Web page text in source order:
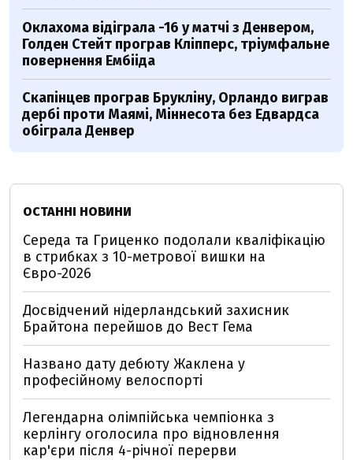
Оклахома відіграла -16 у матчі з Денвером,
Голден Стейт програв Кліпперс, тріумфальне
повернення Ембііда
Скапінцев програв Брукліну, Орландо виграв
дербі проти Маямі, Міннесота без Едвардса
обіграла Денвер
ОСТАННІ НОВИНИ
Середа та Гриценко подолали кваліфікацію
в стрибках з 10-метрової вишки на
Євро-2026
Досвідчений нідерландський захисник
Брайтона перейшов до Вест Гема
Названо дату дебюту Жаклена у
професійному велоспорті
Легендарна олімпійська чемпіонка з
керлінгу оголосила про відновлення
кар'єри після 4-річної перерви